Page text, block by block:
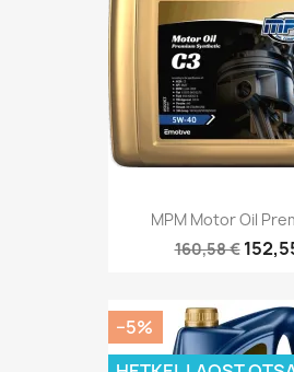
MPM Motor Oil
160,58 €
−5%